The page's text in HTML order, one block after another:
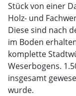
Stück von einer
Holz- und
Diese sind nach
im Boden
komplette
Weserbogens.
insgesamt
wurde.